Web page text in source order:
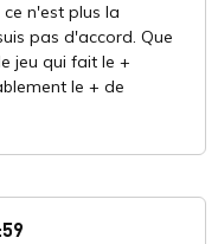
n'est plus la
pas d'accord. Que
jeu qui fait le +
le + de